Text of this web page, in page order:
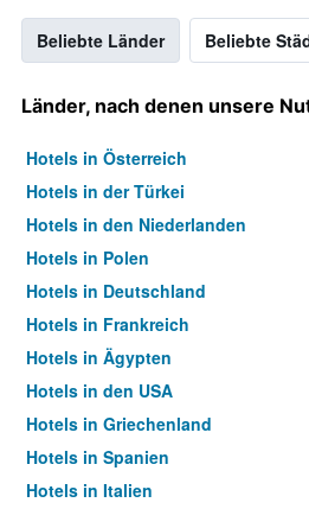
Beliebte Länder Beliebte
Länder, nach denen unsere
Hotels in Österreich
Hotels in der Türkei
Hotels in den Niederlanden
Hotels in Polen
Hotels in Deutschland
Hotels in Frankreich
Hotels in Ägypten
Hotels in den USA
Hotels in Griechenland
Hotels in Spanien
Hotels in Italien